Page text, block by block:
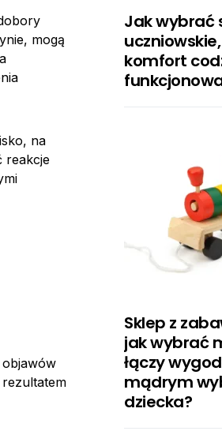
mogą
na
reakcje
Jak wybrać
komfort
Sklep z
jak wybrać
łączy
mądrym
dziecka?